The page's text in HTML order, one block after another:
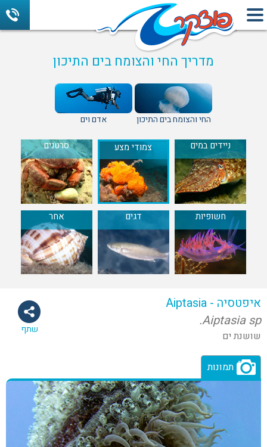
מדריך החי והצומח בים התיכון
החי והצומח בים התיכון אדם וים
ניידים במים צמודי מצע סרטנים
חשופיות דגים אחר
שתף
איפטסיה - Aiptasia
Aiptasia sp.
שושנת ים
תמונות